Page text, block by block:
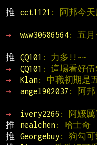
推
cct1121 : 阿邦今天
→
www30686564: 五月
推
QQ101 : 力多!!~~
→
QQ101 : 這場看好伍
→
Klan: 中職初期是
→
angel902037 : 阿邦
→
ivery2266 : 阿嬤厲
推
nealchen: 哈士奇
推
Georgebuy : 狗勾可